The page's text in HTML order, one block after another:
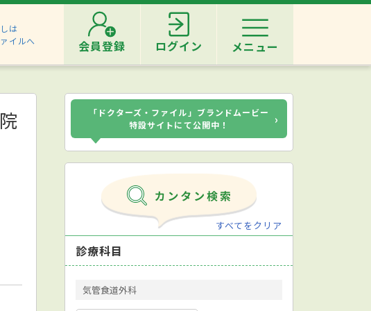
は
イルへ
会員登録 ログイン メニュー
「ドクターズ・ファイル」ブランドムービー
特設サイトにて公開中！
›
すべてをクリア
診療科目
気管食道外科